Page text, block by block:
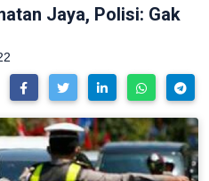
Jaya, Polisi: Gak